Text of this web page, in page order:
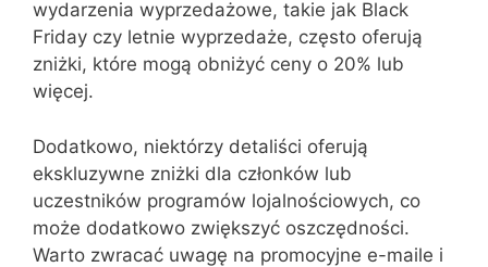
wydarzenia wyprzedażowe, takie jak Black
Friday czy letnie wyprzedaże, często oferują
zniżki, które mogą obniżyć ceny o 20% lub
więcej.
Dodatkowo, niektórzy detaliści oferują
ekskluzywne zniżki dla członków lub
uczestników programów lojalnościowych, co
może dodatkowo zwiększyć oszczędności.
Warto zwracać uwagę na promocyjne e-maile i